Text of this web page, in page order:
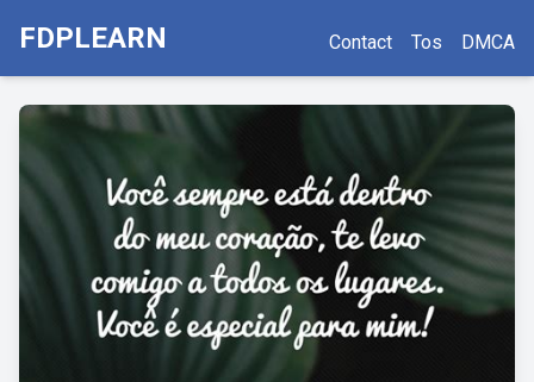
FDPLEARN Contact Tos DMCA